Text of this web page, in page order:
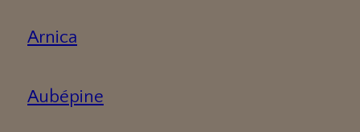
Arnica
Aubépine